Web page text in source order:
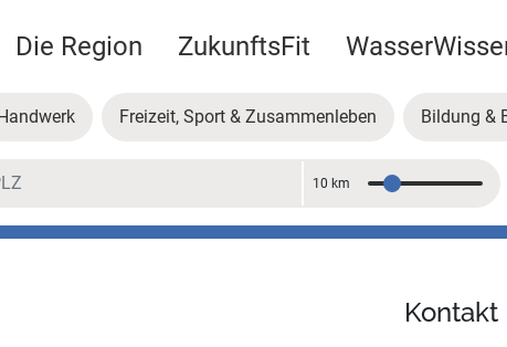
Die Region ZukunftsFit
Freizeit, Sport & Zusammenleben Bildung &
Entfernung
10 km
Kontakt